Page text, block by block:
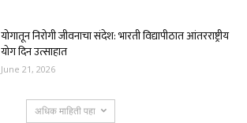
योगातून निरोगी जीवनाचा संदेश: भारती विद्यापीठात आंतरराष्ट्रीय
योग दिन उत्साहात
June 21, 2026
अधिक माहिती पहा